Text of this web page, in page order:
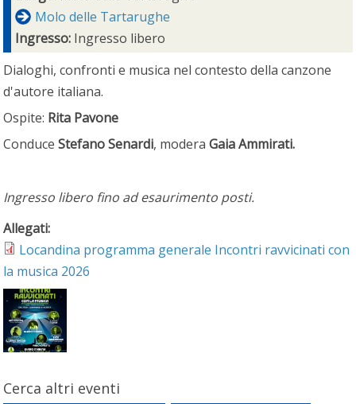
Molo delle Tartarughe
Ingresso: Ingresso libero
Dialoghi, confronti e musica nel contesto della canzone
d'autore italiana.
Ospite: Rita Pavone
ConduceStefano Senardi, moderaGaia Ammirati.
Ingresso libero fino ad esaurimento posti.
Allegati:
Locandina programma generale Incontri ravvicinati con
la musica 2026
Cerca altri eventi